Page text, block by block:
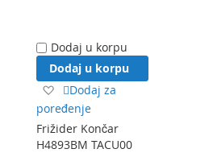
Dodaj u korpu
Dodaj u korpu
Dodaj
na
listu
želja
Dodaj za
poređenje
Frižider Končar
H4893BM TACU00